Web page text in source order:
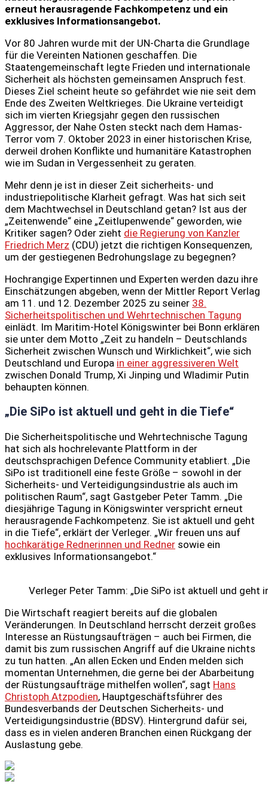
erneut herausragende Fachkompetenz und ein
exklusives Informationsangebot.
Vor 80 Jahren wurde mit der UN-Charta die Grundlage
für die Vereinten Nationen geschaffen. Die
Staatengemeinschaft legte Frieden und internationale
Sicherheit als höchsten gemeinsamen Anspruch fest.
Dieses Ziel scheint heute so gefährdet wie nie seit dem
Ende des Zweiten Weltkrieges. Die Ukraine verteidigt
sich im vierten Kriegsjahr gegen den russischen
Aggressor, der Nahe Osten steckt nach dem Hamas-
Terror vom 7. Oktober 2023 in einer historischen Krise,
derweil drohen Konflikte und humanitäre Katastrophen
wie im Sudan in Vergessenheit zu geraten.
Mehr denn je ist in dieser Zeit sicherheits- und
industriepolitische Klarheit gefragt. Was hat sich seit
dem Machtwechsel in Deutschland getan? Ist aus der
„Zeitenwende“ eine „Zeitlupenwende“ geworden, wie
Kritiker sagen? Oder zieht die Regierung von Kanzler
Friedrich Merz (CDU) jetzt die richtigen Konsequenzen,
um der gestiegenen Bedrohungslage zu begegnen?
Hochrangige Expertinnen und Experten werden dazu ihre
Einschätzungen abgeben, wenn der Mittler Report Verlag
am 11. und 12. Dezember 2025 zu seiner 38.
Sicherheitspolitischen und Wehrtechnischen Tagung
einlädt. Im Maritim-Hotel Königswinter bei Bonn erklären
sie unter dem Motto „Zeit zu handeln – Deutschlands
Sicherheit zwischen Wunsch und Wirklichkeit“, wie sich
Deutschland und Europa in einer aggressiveren Welt
zwischen Donald Trump, Xi Jinping und Wladimir Putin
behaupten können.
„Die SiPo ist aktuell und geht in die Tiefe“
Die Sicherheitspolitische und Wehrtechnische Tagung
hat sich als hochrelevante Plattform in der
deutschsprachigen Defence Community etabliert. „Die
SiPo ist traditionell eine feste Größe – sowohl in der
Sicherheits- und Verteidigungsindustrie als auch im
politischen Raum“, sagt Gastgeber Peter Tamm. „Die
diesjährige Tagung in Königswinter verspricht erneut
herausragende Fachkompetenz. Sie ist aktuell und geht
in die Tiefe“, erklärt der Verleger. „Wir freuen uns auf
hochkarätige Rednerinnen und Redner sowie ein
exklusives Informationsangebot.“
Verleger Peter Tamm: „Die SiPo ist aktuell und geht
Die Wirtschaft reagiert bereits auf die globalen
Veränderungen. In Deutschland herrscht derzeit großes
Interesse an Rüstungsaufträgen – auch bei Firmen, die
damit bis zum russischen Angriff auf die Ukraine nichts
zu tun hatten. „An allen Ecken und Enden melden sich
momentan Unternehmen, die gerne bei der Abarbeitung
der Rüstungsaufträge mithelfen wollen“, sagt Hans
Christoph Atzpodien, Hauptgeschäftsführer des
Bundesverbands der Deutschen Sicherheits- und
Verteidigungsindustrie (BDSV). Hintergrund dafür sei,
dass es in vielen anderen Branchen einen Rückgang der
Auslastung gebe.